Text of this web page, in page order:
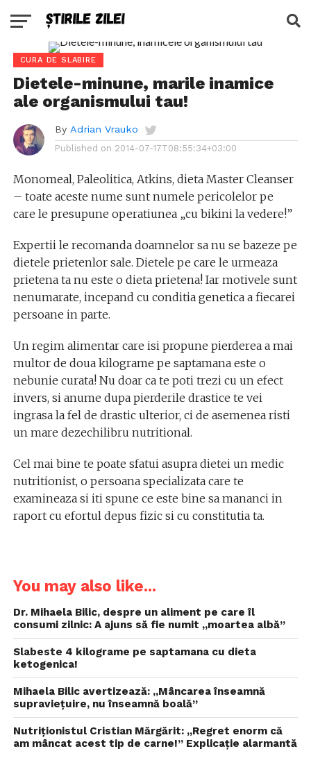
CURA DE SLABIRE
Dietele-minune, marile inamice
ale organismului tau!
By Adrian Vrauko
Published on 2014-07-17T08:55:34+03:00
Monomeal, Paleolitica, Atkins, dieta Master Cleanser
– toate aceste nume sunt numele pericolelor pe
care le presupune operatiunea „cu bikini la vedere!”
Expertii le recomanda doamnelor sa nu se bazeze pe
dietele prietenlor sale. Dietele pe care le urmeaza
prietena ta nu este o dieta prietena! Iar motivele sunt
nenumarate, incepand cu conditia genetica a fiecarei
persoane in parte.
Un regim alimentar care isi propune pierderea a mai
multor de doua kilograme pe saptamana este o
nebunie curata! Nu doar ca te poti trezi cu un efect
invers, si anume dupa pierderile drastice te vei
ingrasa la fel de drastic ulterior, ci de asemenea risti
un mare dezechilibru nutritional.
Cel mai bine te poate sfatui asupra dietei un medic
nutritionist, o persoana specializata care te
examineaza si iti spune ce este bine sa mananci in
raport cu efortul depus fizic si cu constitutia ta.
You may also like...
Dr. Mihaela Bilic, despre un aliment pe care îl
consumi zilnic: A ajuns să fie numit „moartea albă”
Slabeste 4 kilograme pe saptamana cu dieta
ketogenica!
Mihaela Bilic avertizează: „Mâncarea înseamnă
supraviețuire, nu înseamnă boală”
Nutriționistul Cristian Mărgărit: „Regret enorm că
am mâncat acest tip de carne!” Explicație alarmantă